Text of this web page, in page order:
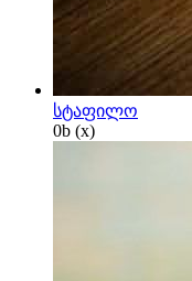
სტაფილო
0b (x)